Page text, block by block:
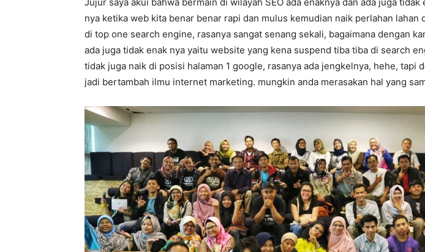
nya ketika web kita benar benar rapi dan mulus kemudian naik perlahan lahan
di top one search engine, rasanya sangat senang sekali, bagaimana dengan
ada juga tidak enak nya yaitu website yang kena suspend tiba tiba di search
tidak juga naik di posisi halaman 1 google, rasanya ada jengkelnya, hehe, tapi
jadi bertambah ilmu internet marketing. mungkin anda merasakan hal yang